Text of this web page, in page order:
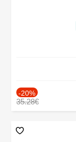
-20%
35.28€